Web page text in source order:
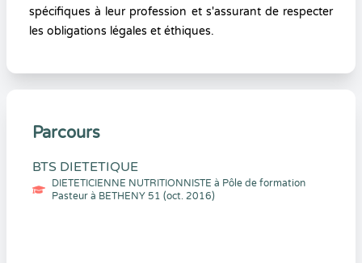
spécifiques à leur profession et s'assurant de respecter
les obligations légales et éthiques.
Parcours
BTS DIETETIQUE
DIETETICIENNE NUTRITIONNISTE à Pôle de formation
Pasteur à BETHENY 51 (oct. 2016)